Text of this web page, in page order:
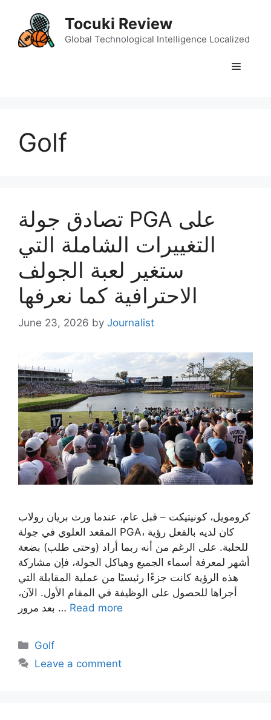
content
Tocuki Review
Global Technological Intelligence Localized
Menu
Golf
تصادق جولة PGA على
التغييرات الشاملة التي
ستغير لعبة الجولف
الاحترافية كما نعرفها
June 23, 2026 by Journalist
كرومويل، كونيتيكت – قبل عام، عندما ورث بريان رولاب
المقعد العلوي في جولة PGA، كان لديه بالفعل رؤية
للحلبة. على الرغم من أنه ربما أراد (وحتى طلب) بضعة
أشهر لمعرفة أسماء الجميع وهياكل الجولة، فإن مشاركة
هذه الرؤية كانت جزءًا رئيسيًا من عملية المقابلة التي
أجراها للحصول على الوظيفة في المقام الأول. الآن،
بعد مرور … Read more
Categories
Golf
Leave a comment